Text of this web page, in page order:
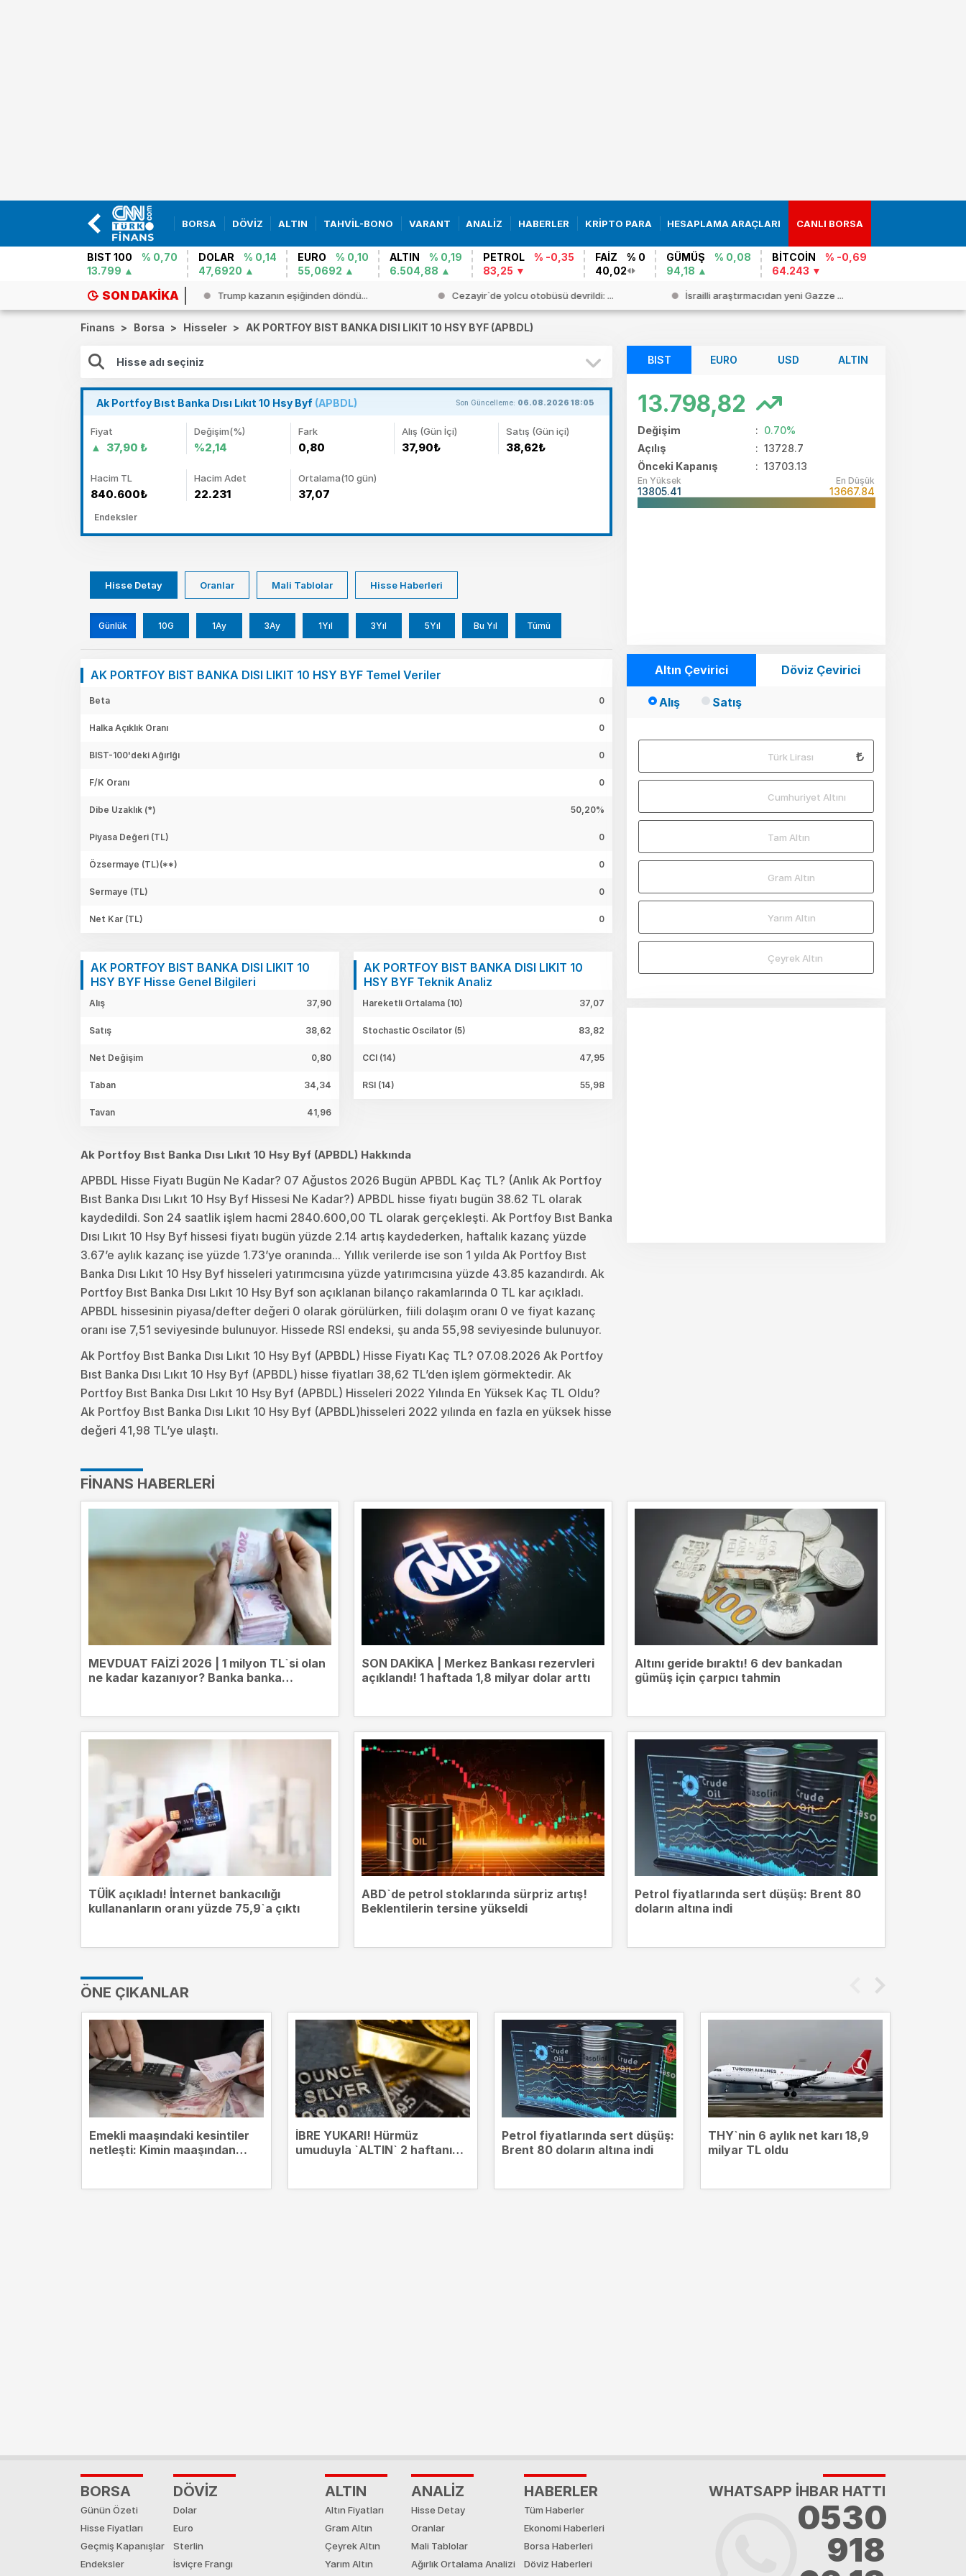
BORSA DÖVİZ ALTIN TAHVİL-BONO VARANT ANALİZ HABERLER KRİPTO PARA HESAPLAMA ARAÇLARI CANLI BORSA
BIST 100
% 0,70
13.799
DOLAR
% 0,14
47,6920
EURO
% 0,10
55,0692
ALTIN
% 0,19
6.504,88
PETROL
% -0,35
83,25
FAİZ
% 0
40,02
GÜMÜŞ
% 0,08
94,18
BİTCOİN
% -0,69
64.243
SON DAKIKA
kazanın eşiğinden döndü... Cezayir`de yolcu otobüsü devrildi: ... İsrailli araştırmacıdan yeni Gazze ... Cezayir`de yolcu otobüsü şarampole ...
Finans > Borsa > Hisseler > AK PORTFOY BIST BANKA DISI LIKIT 10 HSY BYF (APBDL)
Ak Portfoy Bıst Banka Dısı Lıkıt 10 Hsy Byf (APBDL) Son Güncelleme: 06.08.2026 18:05
Fiyat
37,90 ₺
Değişim(%)
%2,14
Fark
0,80
Alış (Gün İçi)
37,90₺
Satış (Gün içi)
38,62₺
Hacim TL
840.600₺
Hacim Adet
22.231
Ortalama(10 gün)
37,07
Endeksler
Hisse Detay Oranlar Mali Tablolar Hisse Haberleri
Günlük 10G 1Ay 3Ay 1Yıl 3Yıl 5Yıl Bu Yıl Tümü
AK PORTFOY BIST BANKA DISI LIKIT 10 HSY BYF Temel Veriler
Beta 0
Halka Açıklık Oranı 0
BIST-100'deki Ağırlğı 0
F/K Oranı 0
Dibe Uzaklık (*) 50,20%
Piyasa Değeri (TL) 0
Özsermaye (TL)(**) 0
Sermaye (TL) 0
Net Kar (TL) 0
AK PORTFOY BIST BANKA DISI LIKIT 10
HSY BYF Hisse Genel Bilgileri
Alış 37,90
Satış 38,62
Net Değişim 0,80
Taban 34,34
Tavan 41,96
AK PORTFOY BIST BANKA DISI LIKIT 10
HSY BYF Teknik Analiz
Hareketli Ortalama (10) 37,07
Stochastic Oscilator (5) 83,82
CCI (14) 47,95
RSI (14) 55,98
Ak Portfoy Bıst Banka Dısı Lıkıt 10 Hsy Byf (APBDL) Hakkında
APBDL Hisse Fiyatı Bugün Ne Kadar? 07 Ağustos 2026 Bugün APBDL Kaç TL? (Anlık Ak Portfoy
Bıst Banka Dısı Lıkıt 10 Hsy Byf Hissesi Ne Kadar?) APBDL hisse fiyatı bugün 38.62 TL olarak
kaydedildi. Son 24 saatlik işlem hacmi 2840.600,00 TL olarak gerçekleşti. Ak Portfoy Bıst Banka
Dısı Lıkıt 10 Hsy Byf hissesi fiyatı bugün yüzde 2.14 artış kaydederken, haftalık kazanç yüzde
3.67’e aylık kazanç ise yüzde 1.73’ye oranında... Yıllık verilerde ise son 1 yılda Ak Portfoy Bıst
Banka Dısı Lıkıt 10 Hsy Byf hisseleri yatırımcısına yüzde yatırımcısına yüzde 43.85 kazandırdı. Ak
Portfoy Bıst Banka Dısı Lıkıt 10 Hsy Byf son açıklanan bilanço rakamlarında 0 TL kar açıkladı.
APBDL hissesinin piyasa/defter değeri 0 olarak görülürken, fiili dolaşım oranı 0 ve fiyat kazanç
oranı ise 7,51 seviyesinde bulunuyor. Hissede RSI endeksi, şu anda 55,98 seviyesinde bulunuyor.
Ak Portfoy Bıst Banka Dısı Lıkıt 10 Hsy Byf (APBDL) Hisse Fiyatı Kaç TL? 07.08.2026 Ak Portfoy
Bıst Banka Dısı Lıkıt 10 Hsy Byf (APBDL) hisse fiyatları 38,62 TL’den işlem görmektedir. Ak
Portfoy Bıst Banka Dısı Lıkıt 10 Hsy Byf (APBDL) Hisseleri 2022 Yılında En Yüksek Kaç TL Oldu?
Ak Portfoy Bıst Banka Dısı Lıkıt 10 Hsy Byf (APBDL)hisseleri 2022 yılında en fazla en yüksek hisse
değeri 41,98 TL’ye ulaştı.
BIST EURO USD ALTIN
13.798,82
Değişim : 0.70%
Açılış
: 13728.7
Önceki Kapanış
: 13703.13
En Yüksek
13805.41
En Düşük
13667.84
Altın Çevirici Döviz Çevirici
Alış Satış
Türk Lirası
Cumhuriyet Altını
Tam Altın
Gram Altın
Yarım Altın
Çeyrek Altın
FINANS HABERLERI
MEVDUAT FAİZİ 2026 | 1 milyon TL`si olan
ne kadar kazanıyor? Banka banka
SON DAKİKA | Merkez Bankası rezervleri
açıklandı! 1 haftada 1,8 milyar dolar arttı
Altını geride bıraktı! 6 dev bankadan
gümüş için çarpıcı tahmin
TÜİK açıkladı! İnternet bankacılığı
kullananların oranı yüzde 75,9`a çıktı
ABD`de petrol stoklarında sürpriz artış!
Beklentilerin tersine yükseldi
Petrol fiyatlarında sert düşüş: Brent 80
doların altına indi
ÖNE ÇIKANLAR
Emekli maaşındaki kesintiler
netleşti: Kimin maaşından
İBRE YUKARI! Hürmüz
umuduyla `ALTIN` 2 haftanın
Petrol fiyatlarında sert düşüş:
Brent 80 doların altına indi
THY`nin 6 aylık net karı 18,9
milyar TL oldu
BORSA
Günün Özeti
Hisse Fiyatları
Geçmiş Kapanışlar
Endeksler
DÖVİZ
Dolar
Euro
Sterlin
İsviçre Frangı
ALTIN
Altın Fiyatları
Gram Altın
Çeyrek Altın
Yarım Altın
ANALİZ
Hisse Detay
Oranlar
Mali Tablolar
Ağırlık Ortalama Analizi
HABERLER
Tüm Haberler
Ekonomi Haberleri
Borsa Haberleri
Döviz Haberleri
WHATSAPP İHBAR HATTI
0530
918